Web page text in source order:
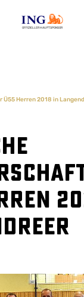
OFFIZIELLER HAUPTSPONSOR
Herren 2018 in